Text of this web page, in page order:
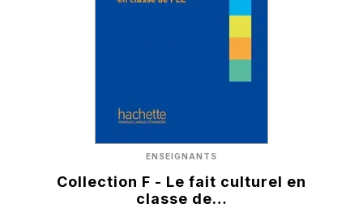
ENSEIGNANTS
Collection F - Le fait culturel en
classe de…